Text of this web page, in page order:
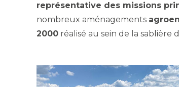
représentative des missions
nombreux aménagements
2000 réalisé au sein de la sablière